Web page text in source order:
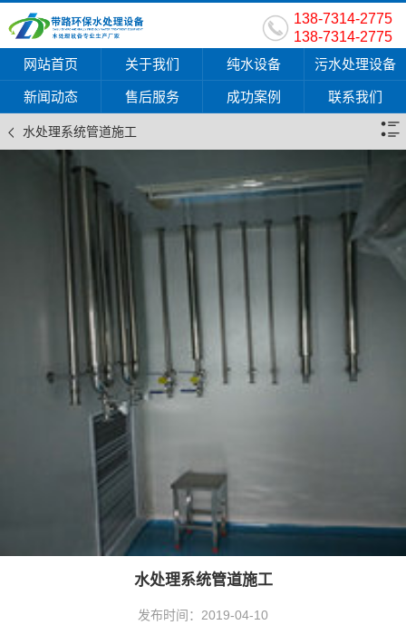
138-7314-2775
138-7314-2775
网站首页
关于我们 纯水设备 污水处理设备
新闻动态 售后服务 成功案例 联系我们
水处理系统管道施工
水处理系统管道施工
发布时间：2019-04-10